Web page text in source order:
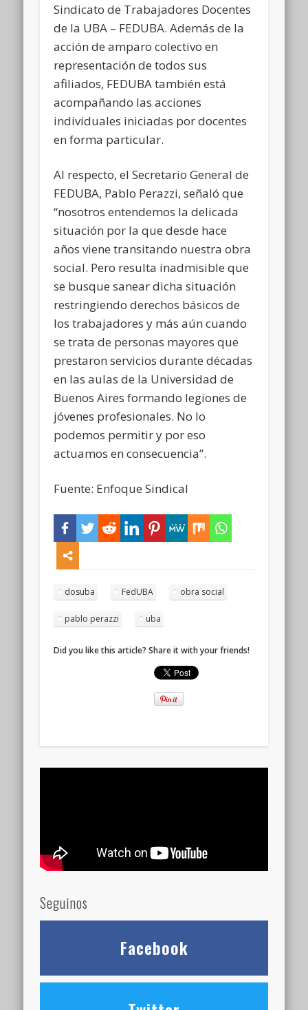
Sindicato de Trabajadores Docentes
de la UBA – FEDUBA. Además de la
acción de amparo colectivo en
representación de todos sus
afiliados, FEDUBA también está
acompañando las acciones
individuales iniciadas por docentes
en forma particular.
Al respecto, el Secretario General de
FEDUBA, Pablo Perazzi, señaló que
“nosotros entendemos la delicada
situación por la que desde hace
años viene transitando nuestra obra
social. Pero resulta inadmisible que
se busque sanear dicha situación
restringiendo derechos básicos de
los trabajadores y más aún cuando
se trata de personas mayores que
prestaron servicios durante décadas
en las aulas de la Universidad de
Buenos Aires formando legiones de
jóvenes profesionales. No lo
podemos permitir y por eso
actuamos en consecuencia”.
Fuente: Enfoque Sindical
dosuba FedUBA obra social
pablo perazzi uba
Did you like this article? Share it with your friends!
Seguinos
Facebook